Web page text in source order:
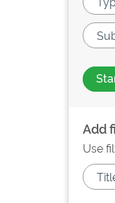
Add
Use